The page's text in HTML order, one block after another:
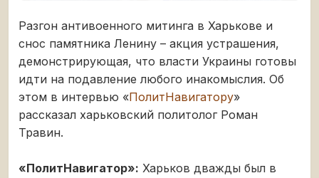
Разгон антивоенного митинга в Харькове и
снос памятника Ленину – акция устрашения,
демонстрирующая, что власти Украины готовы
идти на подавление любого инакомыслия. Об
этом в интервью «ПолитНавигатору»
рассказал харьковский политолог Роман
Травин.
«ПолитНавигатор»: Харьков дважды был в